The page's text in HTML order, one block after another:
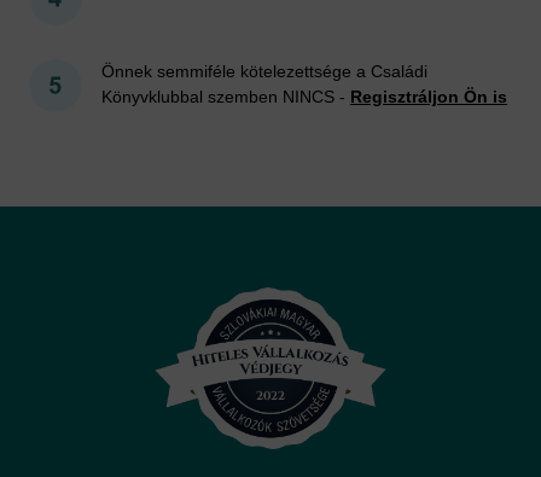
Önnek semmiféle kötelezettsége a Családi
Könyvklubbal szemben NINCS - Regisztráljon Ön is